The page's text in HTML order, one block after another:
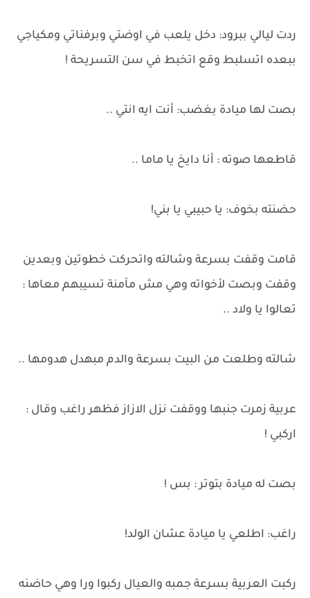
ردت ليالي ببرود: دخل يلعب في اوضتي وبرفناتي ومكياجي
ببعده اتسلبط وقع اتخبط في سن التسريحة !
بصت لها ميادة بغضب: أنت ايه انتي ..
قاطعها صوته : أنا دايخ يا ماما ..
حضنته بخوف: يا حبيبي يا بني!
قامت وقفت بسرعة وشالته واتحركت خطوتين وبعدين
وقفت وبصت لأخواته وهي مش مآمنة تسيبهم معاها :
تعالوا يا ولاد ..
شالته وطلعت من البيت بسرعة والدم مبهدل هدومها ..
عربية زمرت جنبها ووقفت نزل الازاز فظهر راغب وقال :
اركبي !
بصت له ميادة بتوتر : بس !
راغب: اطلعي يا ميادة عشان الولد!
ركبت العربية بسرعة جمبه والعيال ركبوا ورا وهي حاضنه